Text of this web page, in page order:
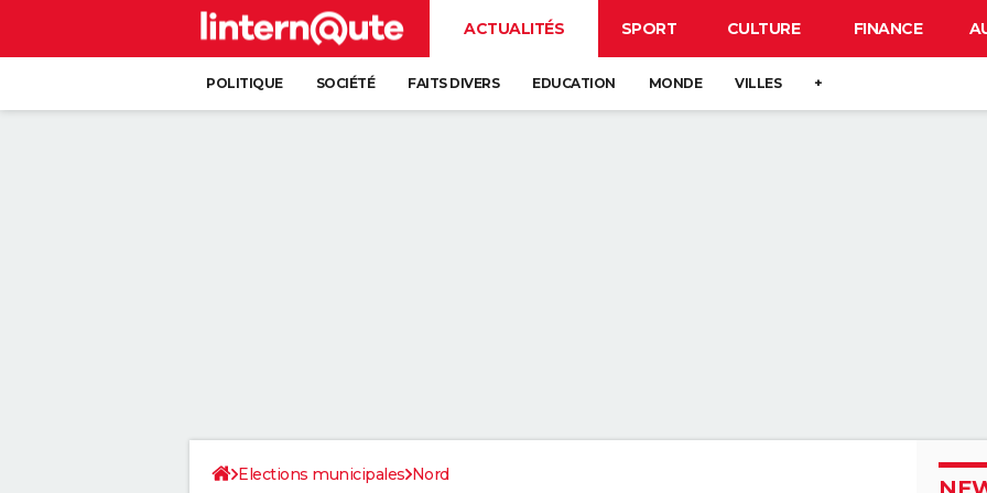
ACTUALITÉS SPORT CULTURE FINANCE
POLITIQUE SOCIÉTÉ FAITS DIVERS EDUCATION MONDE VILLES +
Elections municipales Nord